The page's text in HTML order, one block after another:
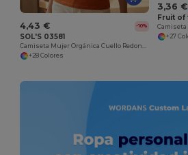
4,43 € -10%
SOL'S 03581
+28 Colores
3,36 €
Fruit of
+27